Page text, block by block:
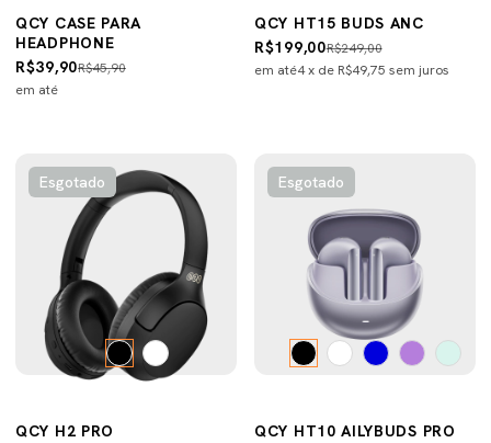
QCY CASE PARA
HEADPHONE
R$45,90
R$39,90
em até
QCY HT15 BUDS ANC
R$249,00
R$199,00
em até4x de R$49,75 sem juros
Esgotado
QCY H2 PRO
Esgotado
QCY HT10 AILYBUDS PRO